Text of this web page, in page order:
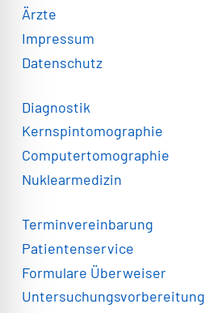
Ärzte
Impressum
Datenschutz
Diagnostik
Kernspintomographie
Computertomographie
Nuklearmedizin
Terminvereinbarung
Patientenservice
Formulare Überweiser
Untersuchungsvorbereitung